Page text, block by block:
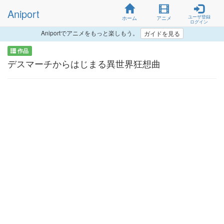
Aniport ホーム アニメ
ユーザ登録
ログイン
Aniportでアニメをもっと楽しもう。 ガイドを見る
作品
デスマーチからはじまる異世界狂想曲